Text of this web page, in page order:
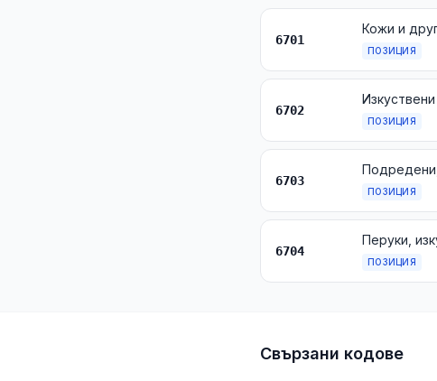
6701
ПОЗИЦИЯ
6702
ПОЗИЦИЯ
6703
ПОЗИЦИЯ
6704
ПОЗИЦИЯ
Свързани кодове